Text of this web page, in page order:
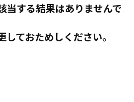
当する結果はありませんで
ておためしください。